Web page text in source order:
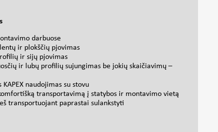
darbuose
ir plokščių pjovimas
ir sijų pjovimas
ir lubų profilių sujungimas be jokių skaičiavimų –
naudojimas su stovu
transportavimą į statybos ir montavimo vietą
transportuojant paprastai sulankstyti